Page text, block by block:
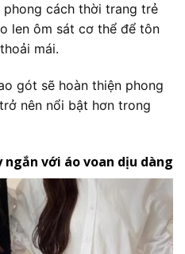
cách thời trang trẻ
len ôm sát cơ thể để tôn
mái.
gót sẽ hoàn thiện phong
nên nổi bật hơn trong
ngắn với áo voan dịu dàng